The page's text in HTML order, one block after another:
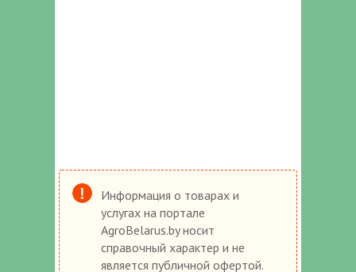
Информация о товарах и
услугах на портале
AgroBelarus.by носит
справочный характер и не
является публичной офертой.